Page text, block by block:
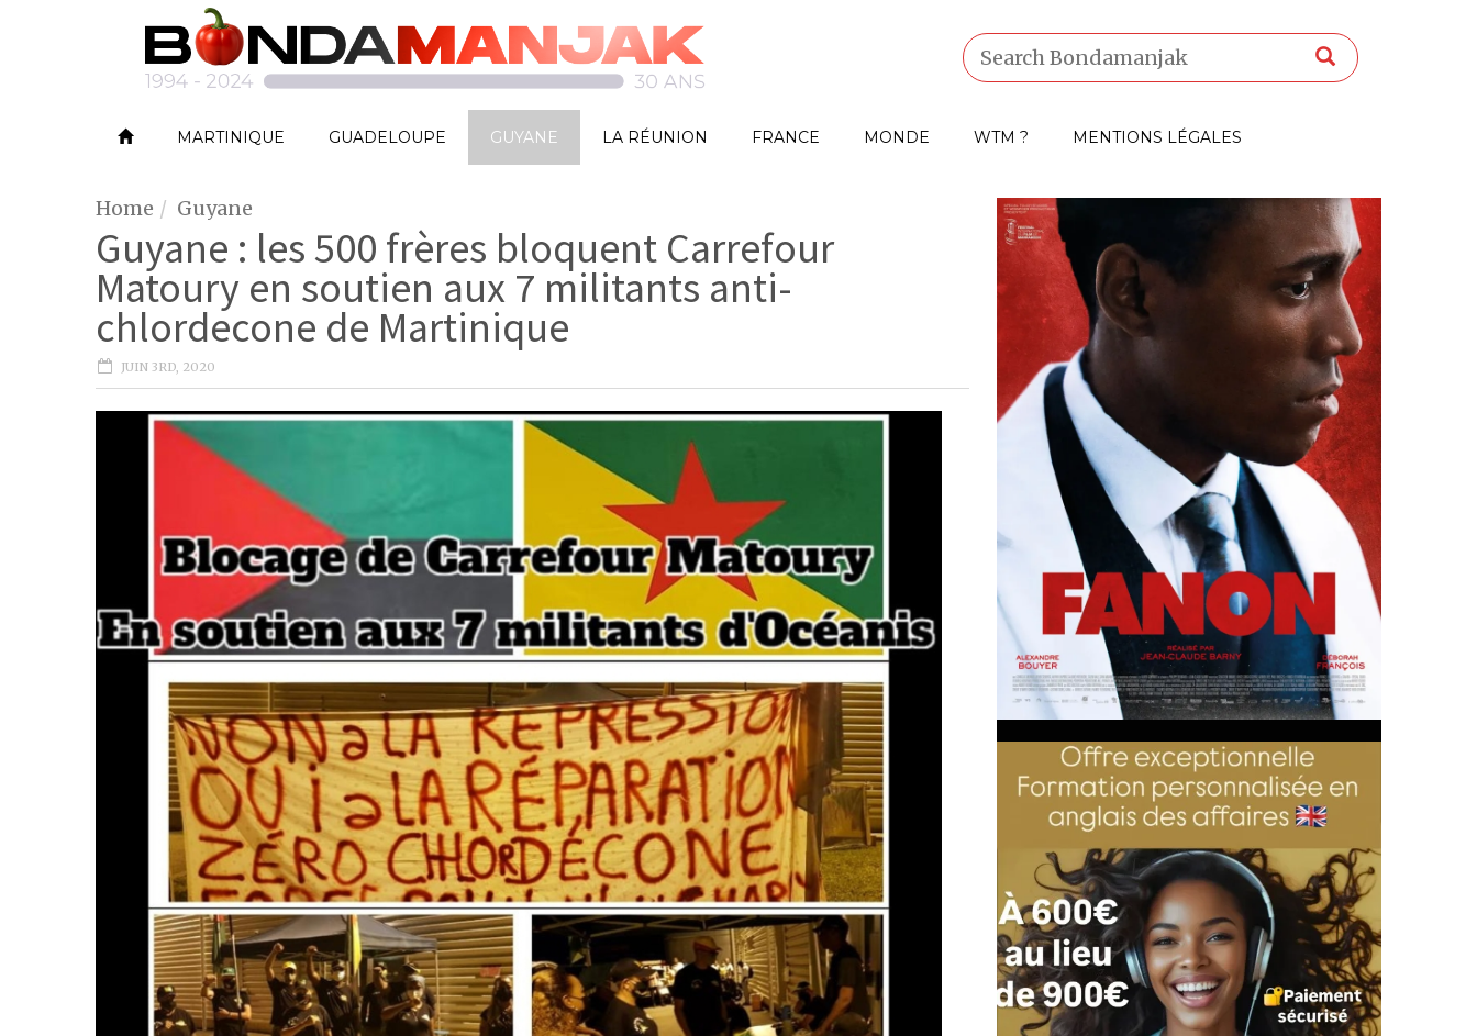
MARTINIQUE GUADELOUPE GUYANE LA RÉUNION FRANCE MONDE WTM ? MENTIONS LÉGALES
Home Guyane
Guyane : les 500 frères bloquent Carrefour
Matoury en soutien aux 7 militants anti-
chlordecone de Martinique
JUIN 3RD, 2020